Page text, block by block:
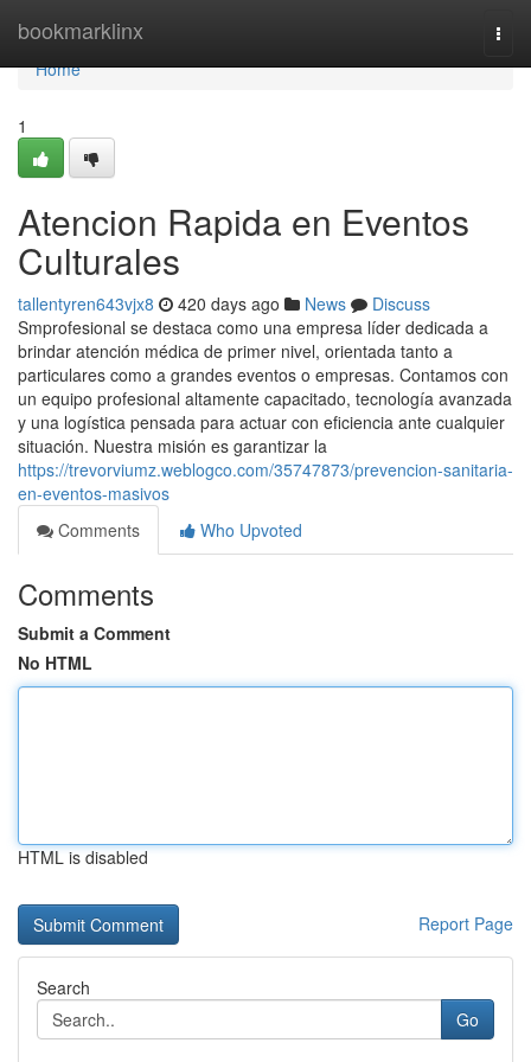
bookmarklinx
Home
Home
1
Atencion Rapida en Eventos
Culturales
tallentyren643vjx8 420 days ago News
Discuss
Smprofesional se destaca como una empresa líder dedicada a
brindar atención médica de primer nivel, orientada tanto a
particulares como a grandes eventos o empresas. Contamos con
un equipo profesional altamente capacitado, tecnología avanzada
y una logística pensada para actuar con eficiencia ante cualquier
situación. Nuestra misión es garantizar la
https://trevorviumz.weblogco.com/35747873/prevencion-sanitaria-
en-eventos-masivos
Comments
Who Upvoted
Comments
Submit a Comment
No HTML
HTML is disabled
Report Page
Search
Go